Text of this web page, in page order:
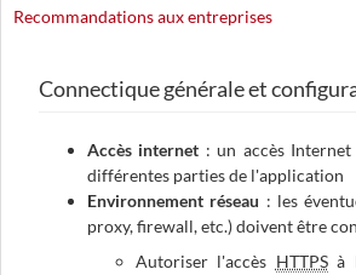
Recommandations aux entreprises
Connectique générale et
Accès internet : un accès
différentes parties de l'application
Environnement réseau : les
proxy, firewall, etc.) doivent être
Autoriser l'accès HTTPSà